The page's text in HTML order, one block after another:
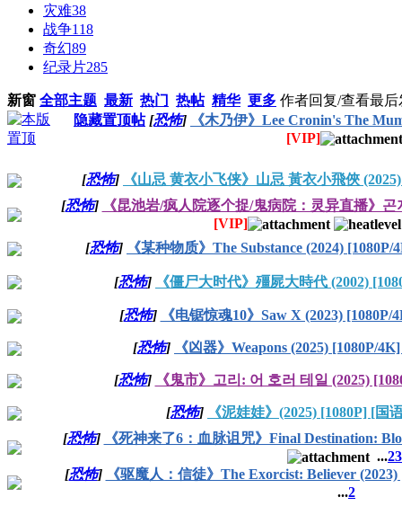
灾难38
战争118
奇幻89
纪录片285
新窗 全部主题 最新 热门 热帖 精华 更多 作者回复/查看最后
隐藏置顶帖 [恐怖]
《木乃伊》Lee Cronin's The
[VIP]
[恐怖]
《山忌 黄衣小飞侠》山忌 黃衣小飛俠
[恐怖]
《昆池岩/疯人院逐个捉/鬼病院：灵异直播》곤
[VIP]
[恐怖] 《某种物质》The Substance (2024)
[恐怖] 《僵尸大时代》殭屍大時代 (2002)
[恐怖] 《电锯惊魂10》Saw X (2023)
[恐怖] 《凶器》Weapons (2025) [1080P/
[恐怖] 《鬼市》고리: 어 호러 테일 (2025)
[恐怖]
《泥娃娃》(2025) [1080P] [国
[恐怖]
《死神来了6：血脉诅咒》Final Destination:
...23
[恐怖]
《驱魔人：信徒》The Exorcist: Believer
...2